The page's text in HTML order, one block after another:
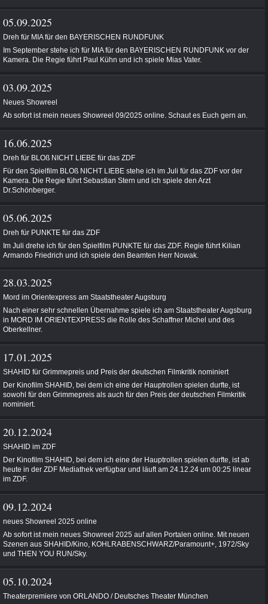
05.09.2025
Dreh für MIA für den BAYERISCHEN RUNDFUNK
Im September stehe ich für MIA für den BAYERISCHEN RUNDFUNK vor der
Kamera. Die Regie führt Paul Kühn und ich spiele Mias Vater.
03.09.2025
Neues Showreel
Ab sofort ist mein neues Showreel 09/2025 online. Schaut es Euch gern an.
16.06.2025
Dreh für BLOß NICHT LIEBE für das ZDF
Für den Spielfilm BLOß NICHT LIEBE stehe ich im Juli für das ZDF vor der
Kamera. Die Regie führt Sebastian Stern und ich spiele den Arzt
Dr.Schönberger.
05.06.2025
Dreh für PUNKTE für das ZDF
Im Juli drehe ich für den Spielfilm PUNKTE für das ZDF. Regie führt Kilian
Armando Friedrich und ich spiele den Beamten Herr Nowak.
28.03.2025
Mord im Orientexpress am Staatstheater Augsburg
Nach einer sehr schnellen Übernahme spiele ich am Staatstheater Augsburg
in MORD IM ORIENTEXPRESS die Rolle des Schaffner Michel und des
Oberkellner.
17.01.2025
SHAHID für Grimmepreis und Preis der deutschen Filmkritik nominiert
Der Kinofilm SHAHID, bei dem ich eine der Hauptrollen spielen durfte, ist
sowohl für den Grimmepreis als auch für den Preis der deutschen Filmkritik
nominiert.
20.12.2024
SHAHID im ZDF
Der Kinofilm SHAHID, bei dem ich eine der Hauptrollen spielen durfte, ist ab
heute in der ZDF Mediathek verfügbar und läuft am 24.12.24 um 00:25 linear
im ZDF.
09.12.2024
neues Showreel 2025 online
Ab sofort ist mein neues Showreel 2025 auf allen Portalen online. Mit neuen
Szenen aus SHAHID/Kino, KOHLRABENSCHWARZ/Paramount+, 1972/Sky
und THEN YOU RUN/Sky.
05.10.2024
Theaterpremiere von ORLANDO / Deutsches Theater München